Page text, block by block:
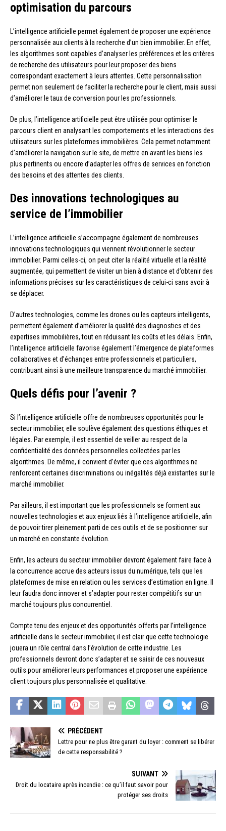
optimisation du parcours
L’intelligence artificielle permet également de proposer une expérience
personnalisée aux clients à la recherche d’un bien immobilier. En effet,
les algorithmes sont capables d’analyser les préférences et les critères
de recherche des utilisateurs pour leur proposer des biens
correspondant exactement à leurs attentes. Cette personnalisation
permet non seulement de faciliter la recherche pour le client, mais aussi
d’améliorer le taux de conversion pour les professionnels.
De plus, l’intelligence artificielle peut être utilisée pour optimiser le
parcours client en analysant les comportements et les interactions des
utilisateurs sur les plateformes immobilières. Cela permet notamment
d’améliorer la navigation sur le site, de mettre en avant les biens les
plus pertinents ou encore d’adapter les offres de services en fonction
des besoins et des attentes des clients.
Des innovations technologiques au
service de l’immobilier
L’intelligence artificielle s’accompagne également de nombreuses
innovations technologiques qui viennent révolutionner le secteur
immobilier. Parmi celles-ci, on peut citer la réalité virtuelle et la réalité
augmentée, qui permettent de visiter un bien à distance et d’obtenir des
informations précises sur les caractéristiques de celui-ci sans avoir à
se déplacer.
D’autres technologies, comme les drones ou les capteurs intelligents,
permettent également d’améliorer la qualité des diagnostics et des
expertises immobilières, tout en réduisant les coûts et les délais. Enfin,
l’intelligence artificielle favorise également l’émergence de plateformes
collaboratives et d’échanges entre professionnels et particuliers,
contribuant ainsi à une meilleure transparence du marché immobilier.
Quels défis pour l’avenir ?
Si l’intelligence artificielle offre de nombreuses opportunités pour le
secteur immobilier, elle soulève également des questions éthiques et
légales. Par exemple, il est essentiel de veiller au respect de la
confidentialité des données personnelles collectées par les
algorithmes. De même, il convient d’éviter que ces algorithmes ne
renforcent certaines discriminations ou inégalités déjà existantes sur le
marché immobilier.
Par ailleurs, il est important que les professionnels se forment aux
nouvelles technologies et aux enjeux liés à l’intelligence artificielle, afin
de pouvoir tirer pleinement parti de ces outils et de se positionner sur
un marché en constante évolution.
Enfin, les acteurs du secteur immobilier devront également faire face à
la concurrence accrue des acteurs issus du numérique, tels que les
plateformes de mise en relation ou les services d’estimation en ligne. Il
leur faudra donc innover et s’adapter pour rester compétitifs sur un
marché toujours plus concurrentiel.
Compte tenu des enjeux et des opportunités offerts par l’intelligence
artificielle dans le secteur immobilier, il est clair que cette technologie
jouera un rôle central dans l’évolution de cette industrie. Les
professionnels devront donc s’adapter et se saisir de ces nouveaux
outils pour améliorer leurs performances et proposer une expérience
client toujours plus personnalisée et qualitative.
PRÉCÉDENT
Lettre pour ne plus être garant du loyer : comment se libérer
de cette responsabilité ?
SUIVANT
Droit du locataire après incendie : ce qu’il faut savoir pour
protéger ses droits